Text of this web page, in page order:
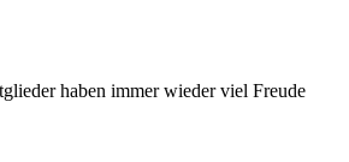
haben immer wieder viel Freude